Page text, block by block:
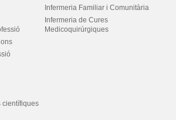
científiques
Infermeria Familiar i Comunitària
Infermeria de Cures
Medicoquirúrgiques